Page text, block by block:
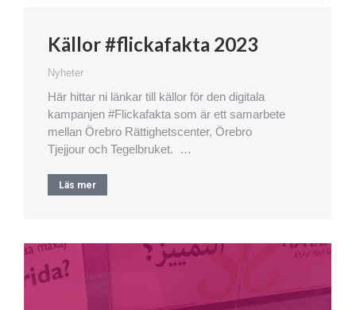
Källor #flickafakta 2023
Nyheter
Här hittar ni länkar till källor för den digitala
kampanjen #Flickafakta som är ett samarbete
mellan Örebro Rättighetscenter, Örebro
Tjejjour och Tegelbruket. …
Läs mer